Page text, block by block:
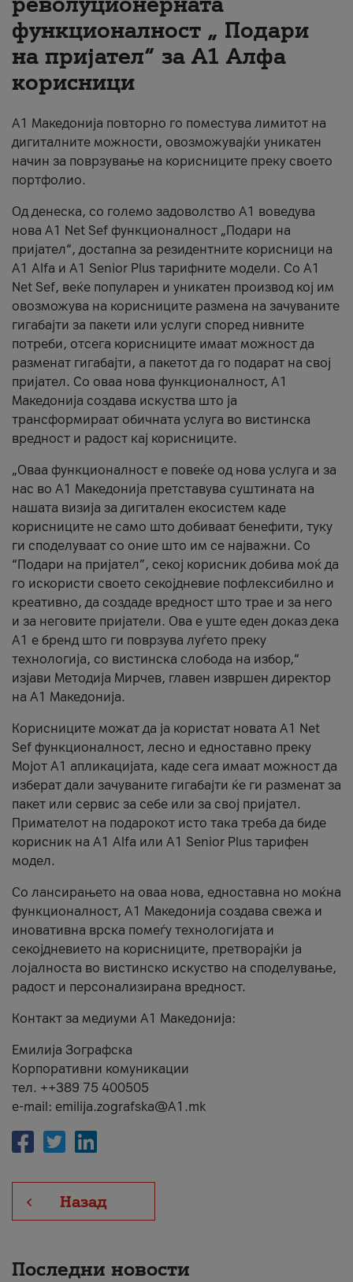
За нас
#ПодобарОнлајн
функционалност „ Подари
на пријател“ за А1 Алфа
корисници
А1 Македонија повторно го поместува лимитот на
дигиталните можности, овозможувајќи уникатен
начин за поврзување на корисниците преку своето
портфолио.
Од денеска, со големо задоволство А1 воведува
нова A1 Net Sef функционалност „Подари на
пријател“, достапна за резидентните корисници на
А1 Alfa и A1 Senior Plus тарифните модели. Со A1
Net Sef, веќе популарен и уникатен производ кој им
овозможува на корисниците размена на зачуваните
гигабајти за пакети или услуги според нивните
потреби, отсега корисниците имаат можност да
разменат гигабајти, а пакетот да го подарат на свој
пријател. Со оваа нова функционалност, А1
Македонија создава искуства што ја
трансформираат обичната услуга во вистинска
вредност и радост кај корисниците.
„Оваа функционалност е повеќе од нова услуга и за
нас во А1 Македонија претставува суштината на
нашата визија за дигитален екосистем каде
корисниците не само што добиваат бенефити, туку
ги споделуваат со оние што им се најважни. Со
“Подари на пријател”, секој корисник добива моќ да
го искористи своето секојдневие пофлексибилно и
креативно, да создаде вредност што трае и за него
и за неговите пријатели. Ова е уште еден доказ дека
А1 е бренд што ги поврзува луѓето преку
технологија, со вистинска слобода на избор,“
изјави Методија Мирчев, главен извршен директор
на А1 Македонија.
Корисниците можат да ја користат новата А1 Net
Sef функционалност, лесно и едноставно преку
Мојот А1 апликацијата, каде сега имаат можност да
изберат дали зачуваните гигабајти ќе ги разменат за
пакет или сервис за себе или за свој пријател.
Примателот на подарокот исто така треба да биде
корисник на А1 Alfa или A1 Senior Plus тарифен
модел.
Со лансирањето на оваа нова, едноставна но моќна
функционалност, А1 Македонија создава свежа и
иновативна врска помеѓу технологијата и
секојдневието на корисниците, претворајќи ја
лојалноста во вистинско искуство на споделување,
радост и персонализирана вредност.
Контакт за медиуми А1 Македонија:
Емилија Зографска
Корпоративни комуникации
тел. ++389 75 400505
e-mail: emilija.zografska@A1.mk
Назад
Последни новости